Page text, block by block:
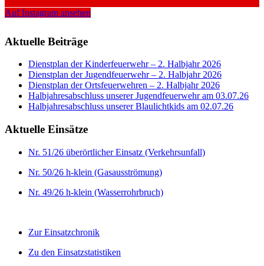
Auf Instagram ansehen
Aktuelle Beiträge
Dienstplan der Kinderfeuerwehr – 2. Halbjahr 2026
Dienstplan der Jugendfeuerwehr – 2. Halbjahr 2026
Dienstplan der Ortsfeuerwehren – 2. Halbjahr 2026
Halbjahresabschluss unserer Jugendfeuerwehr am 03.07.26
Halbjahresabschluss unserer Blaulichtkids am 02.07.26
Aktuelle Einsätze
Nr. 51/26 überörtlicher Einsatz (Verkehrsunfall)
Nr. 50/26 h-klein (Gasausströmung)
Nr. 49/26 h-klein (Wasserrohrbruch)
Zur Einsatzchronik
Zu den Einsatzstatistiken